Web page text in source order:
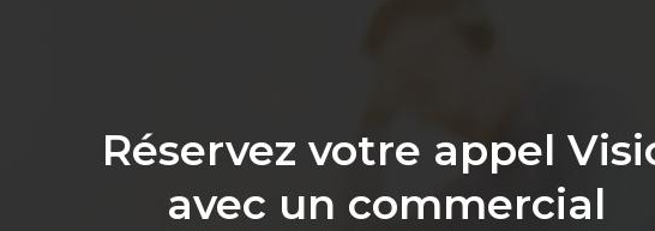
Réservez votre appel
avec un commercial